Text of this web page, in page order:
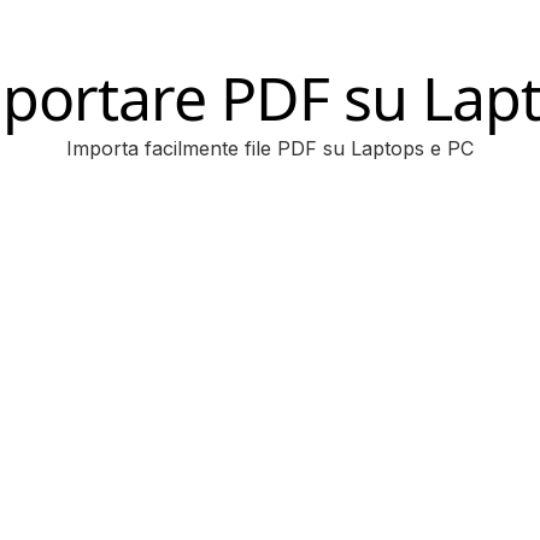
PDF su
Importa facilmente file PDF su Laptops e PC